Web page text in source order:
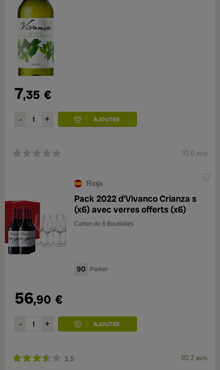
7,35 €
0 avis
Rioja
Pack 2022 d'Vivanco Crianza s
(x6) avec verres offerts (x6)
Carton de 6 Bouteilles
90 Parker
56,90 €
3,5 2 avis